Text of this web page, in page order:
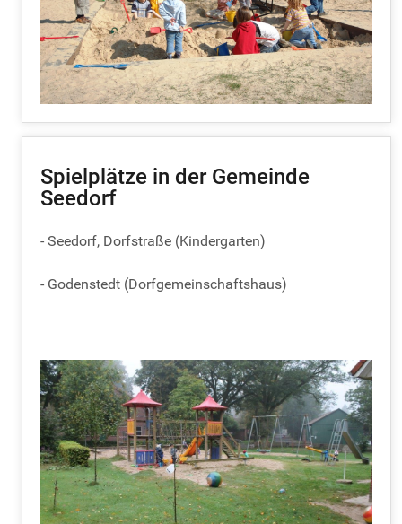
Spielplätze in der Gemeinde
Seedorf
- Seedorf, Dorfstraße (Kindergarten)
- Godenstedt (Dorfgemeinschaftshaus)